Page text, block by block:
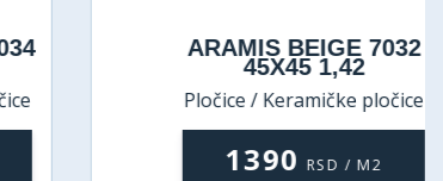
ARAMIS BEIGE 7032
45X45 1,42
Pločice / Keramičke pločice
1390 RSD / M2